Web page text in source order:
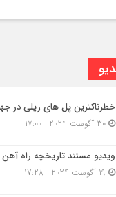
خطرناکترین پل های ریلی در
30 آگوست 2024 - 17:00
ویدیو مستند تاریخچه راه آهن